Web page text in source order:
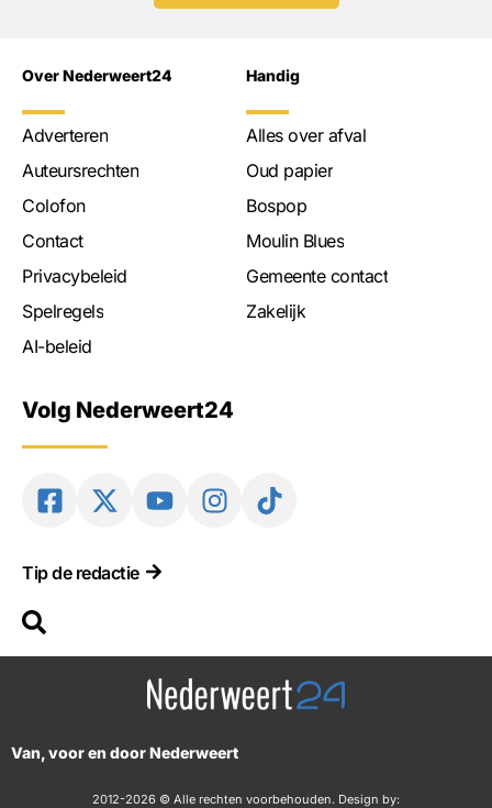
Over Nederweert24
Adverteren
Auteursrechten
Colofon
Contact
Privacybeleid
Spelregels
AI-beleid
Handig
Alles over afval
Oud papier
Bospop
Moulin Blues
Gemeente contact
Zakelijk
Volg Nederweert24
Tip de redactie
Van, voor en door Nederweert
2012-2026 © Alle rechten voorbehouden. Design by: